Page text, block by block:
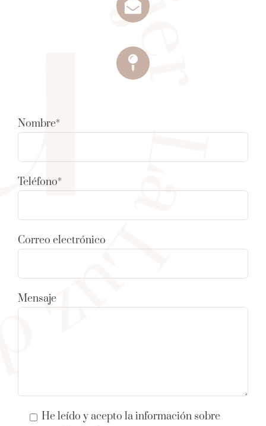
Nombre*
Teléfono*
Correo electrónico
Mensaje
He leído y acepto la información sobre